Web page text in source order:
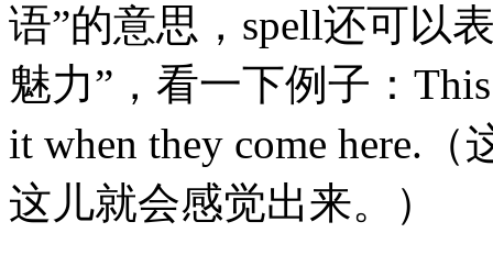
语”的意思，spell还可以
魅力”，看一下例子：This
it when they come here.
这儿就会感觉出来。）